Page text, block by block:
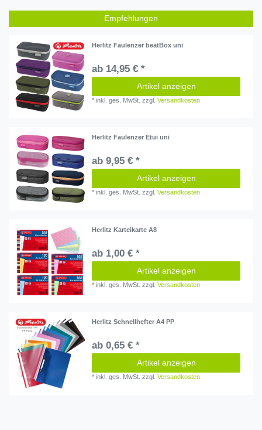
Empfehlungen
Herlitz Faulenzer beatBox uni
ab 14,95 € *
Artikel anzeigen
*inkl. ges. MwSt. zzgl.Versandkosten
Herlitz Faulenzer Etui uni
ab 9,95 € *
Artikel anzeigen
*inkl. ges. MwSt. zzgl.Versandkosten
Herlitz Karteikarte A8
ab 1,00 € *
Artikel anzeigen
*inkl. ges. MwSt. zzgl.Versandkosten
Herlitz Schnellhefter A4 PP
ab 0,65 € *
Artikel anzeigen
*inkl. ges. MwSt. zzgl.Versandkosten